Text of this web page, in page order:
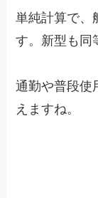
単純計算で、
す。新型も同
通勤や普段使
えますね。